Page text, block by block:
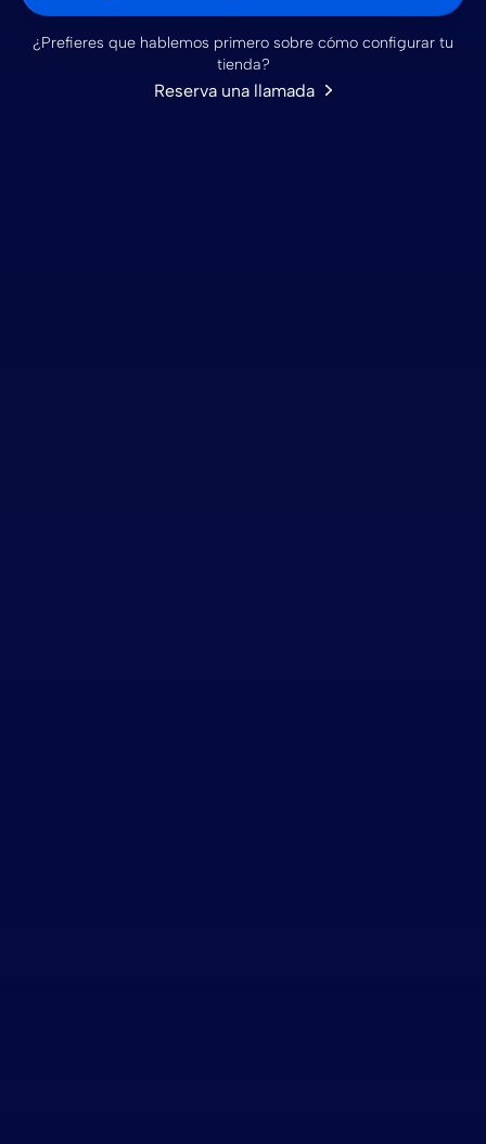
¿Prefieres que hablemos primero sobre cómo configurar tu
tienda?
Reserva una llamada